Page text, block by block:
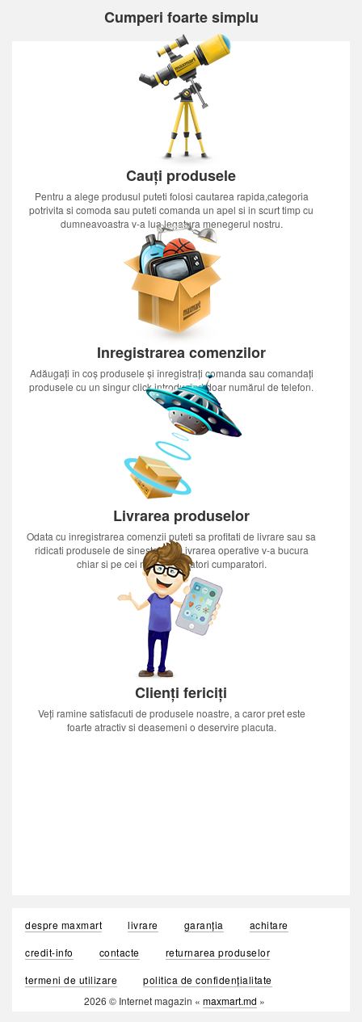
Cumperi foarte simplu
Cauți produsele
Pentru a alege produsul puteti folosi cautarea rapida,categoria
potrivita si comoda sau puteti comanda un apel si in scurt timp cu
dumneavoastra v-a lua legatura menegerul nostru.
Inregistrarea comenzilor
Adăugați în coș produsele și înregistrați comanda sau comandați
produsele cu un singur click introducînd doar numărul de telefon.
Livrarea produselor
Odata cu inregistrarea comenzii puteti sa profitati de livrare sau sa
ridicati produsele de sinestatator.Livrarea operative v-a bucura
chiar si pe cei mai nerabdatori cumparatori.
Clienți fericiți
Veți ramine satisfacuti de produsele noastre, a caror pret este
foarte atractiv si deasemeni o deservire placuta.
despre maxmart livrare garanția
achitare
credit-info
contacte
returnarea produselor
termeni de utilizare
politica de confidențialitate
2026 © Internet magazin « maxmart.md »